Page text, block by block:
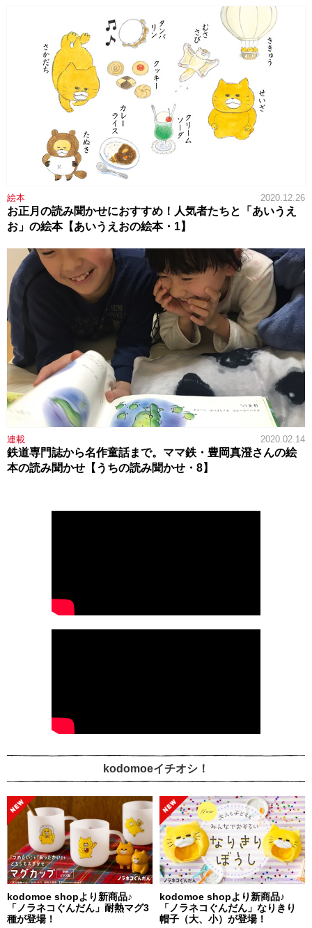
絵本 2020.12.26
お正月の読み聞かせにおすすめ！人気者たちと「あいうえ
お」の絵本【あいうえおの絵本・1】
連載 2020.02.14
鉄道専門誌から名作童話まで。ママ鉄・豊岡真澄さんの絵
本の読み聞かせ【うちの読み聞かせ・8】
kodomoeイチオシ！
kodomoe shopより新商品♪
「ノラネコぐんだん」耐熱マグ3
種が登場！
kodomoe shopより新商品♪
「ノラネコぐんだん」なりきり
帽子（大、小）が登場！